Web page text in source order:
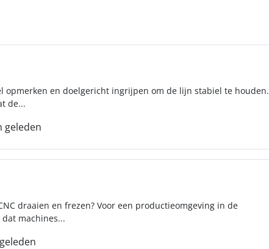
opmerken en doelgericht ingrijpen om de lijn stabiel te houden.
de...
geleden
draaien en frezen? Voor een productieomgeving in de
machines...